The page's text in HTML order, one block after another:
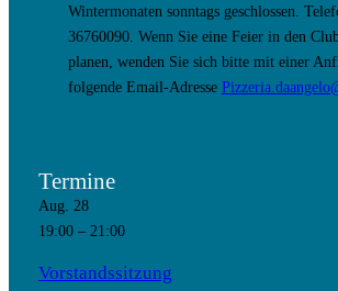
Wintermonaten sonntags geschlossen.
36760090. Wenn Sie eine Feier in den
planen, wenden Sie sich bitte mit einer
folgende Email-Adresse
Termine
Aug. 28
19:00– 21:00
Vorstandssitzung